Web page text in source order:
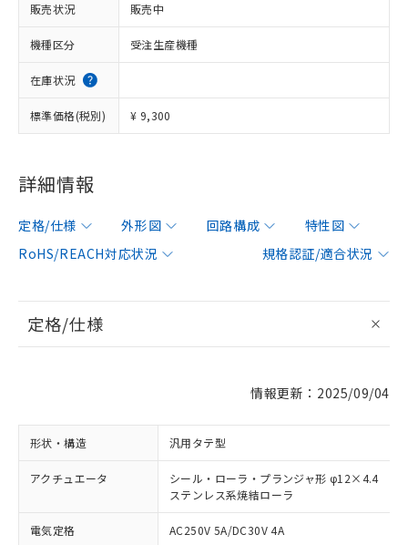
販売状況 販売中
機種区分 受注生産機種
在庫状況
標準価格(税別) ¥ 9,300
詳細情報
定格/仕様 外形図 回路構成
特性図
RoHS/REACH対応状況
規格認証/適合状況
定格/仕様
情報更新：2025/09/04
形状・構造 汎用タテ型
アクチュエータ
シール・ローラ・プランジャ形 φ12×4.4
ステンレス系焼結ローラ
電気定格 AC250V 5A/DC30V 4A